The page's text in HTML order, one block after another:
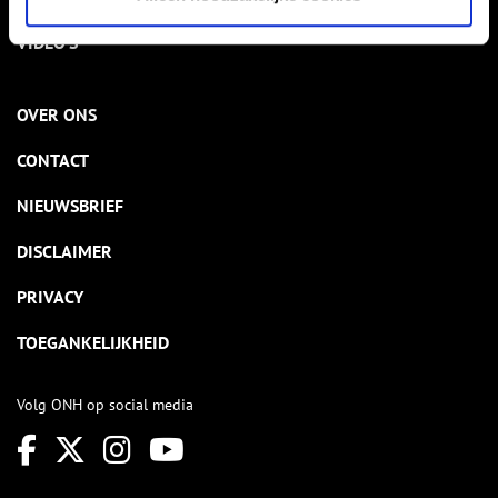
VIDEO’S
OVER ONS
CONTACT
NIEUWSBRIEF
DISCLAIMER
PRIVACY
TOEGANKELIJKHEID
Volg ONH op social media